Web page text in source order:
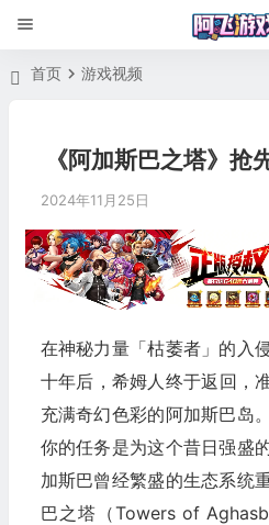
首页 游戏视频
《阿加斯巴之塔》抢
2024年11月25日
在神秘力量「枯萎者」的入
十年后，希姆人终于返回
充满奇幻色彩的阿加斯巴岛
你的任务是为这个昔日强盛
加斯巴曾经繁盛的生态系统
巴之塔（Towers of